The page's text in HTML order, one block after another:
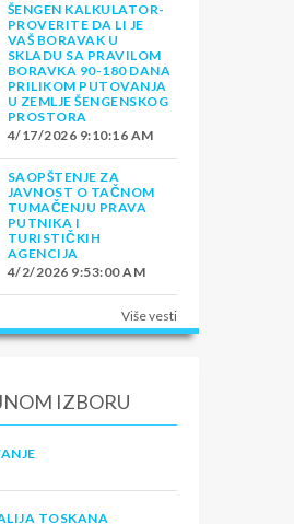
ŠENGEN KALKULATOR-
PROVERITE DA LI JE
VAŠ BORAVAK U
SKLADU SA PRAVILOM
BORAVKA 90-180 DANA
PRILIKOM PUTOVANJA
U ZEMLJE ŠENGENSKOG
PROSTORA
4/17/2026 9:10:16 AM
SAOPŠTENJE ZA
JAVNOST O TAČNOM
TUMAČENJU PRAVA
PUTNIKA I
TURISTIČKIH
AGENCIJA
4/2/2026 9:53:00 AM
Više vesti
IZBORU
TOSKANA